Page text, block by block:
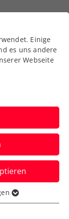
die
Einige
es uns andere
Webseite